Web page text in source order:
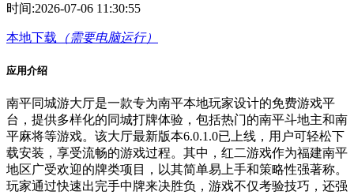
时间:2026-07-06 11:30:55
本地下载 （需要电脑运行）
应用介绍
南平同城游大厅是一款专为南平本地玩家设计的免费游戏平
台，提供多样化的同城打牌体验，包括热门的南平斗地主和南
平麻将等游戏。该大厅最新版本6.0.1.0已上线，用户可轻松下
载安装，享受流畅的游戏过程。其中，红二游戏作为福建南平
地区广受欢迎的牌类项目，以其简单易上手和策略性强著称。
玩家通过快速出完手中牌来决胜负，游戏不仅考验技巧，还强